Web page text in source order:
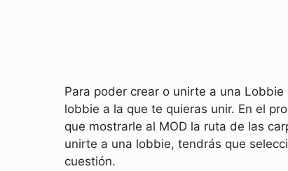
Para poder crear o unirte a una
lobbie a la que te quieras unir. En el
que mostrarle al MOD la ruta de las
unirte a una lobbie, tendrás que
cuestión.